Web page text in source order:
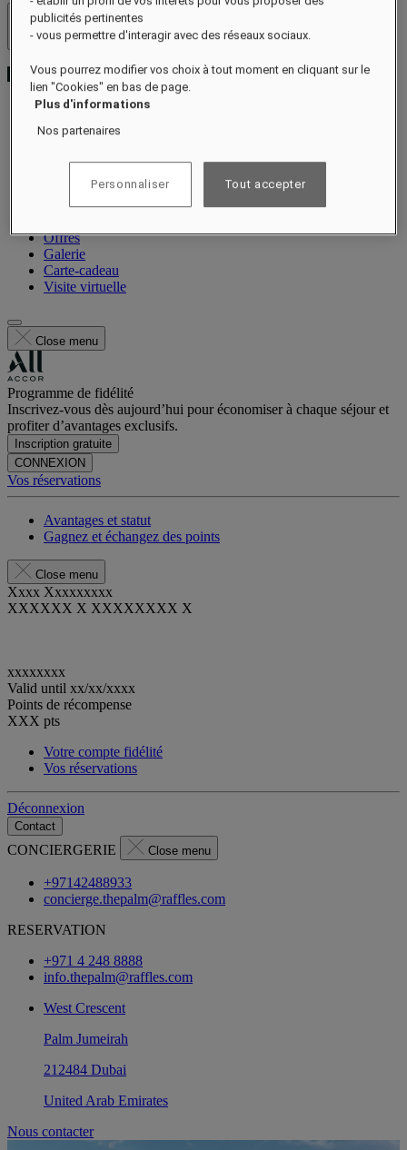
Hôtels et resorts
Ouvrir le menu
Notre histoire
Bien-être
Expériences
Offres
Galerie
Carte-cadeau
Visite virtuelle
Close menu
Programme de fidélité
Inscrivez-vous dès aujourd’hui pour économiser à chaque séjour et
profiter d’avantages exclusifs.
Inscription gratuite
CONNEXION
Vos réservations
Avantages et statut
Gagnez et échangez des points
Close menu
Xxxx Xxxxxxxxx
XXXXXX X XXXXXXXX X
xxxxxxxx
Valid until xx/xx/xxxx
Points de récompense
XXX pts
Votre compte fidélité
Vos réservations
Déconnexion
Contact
CONCIERGERIE Close menu
+97142488933
concierge.thepalm@raffles.com
RESERVATION
+971 4 248 8888
info.thepalm@raffles.com
West Crescent
Palm Jumeirah
212484 Dubai
United Arab Emirates
Nous contacter
publicités pertinentes
- vous permettre d'interagir avec des réseaux sociaux.
Vous pourrez modifier vos choix à tout moment en cliquant sur le
lien "Cookies" en bas de page.
Plus d'informations
Nos partenaires
Personnaliser Tout accepter